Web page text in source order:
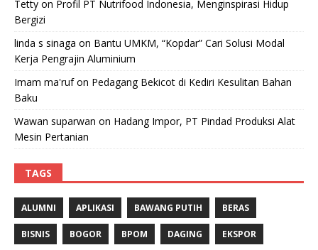
Tetty on Profil PT Nutrifood Indonesia, Menginspirasi Hidup
Bergizi
linda s sinaga on Bantu UMKM, “Kopdar” Cari Solusi Modal
Kerja Pengrajin Aluminium
Imam ma'rufon Pedagang Bekicot di Kediri Kesulitan Bahan
Baku
Wawan suparwan on Hadang Impor, PT Pindad Produksi Alat
Mesin Pertanian
TAGS
ALUMNI APLIKASI BAWANG PUTIH BERAS
BISNIS BOGOR BPOM DAGING EKSPOR